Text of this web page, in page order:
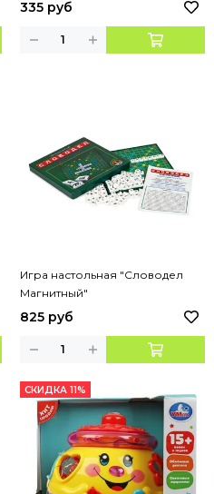
335 руб
Игра настольная "Словодел
Магнитный"
825 руб
СКИДКА 11%